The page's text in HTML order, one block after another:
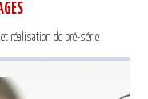
réalisation de pré-série